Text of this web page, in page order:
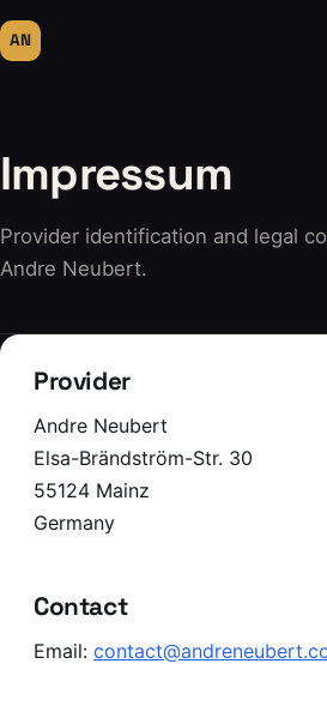
AN
Impressum
Provider identification and legal
Andre Neubert.
Provider
Andre Neubert
Elsa-Brändström-Str. 30
55124 Mainz
Germany
Contact
Email: